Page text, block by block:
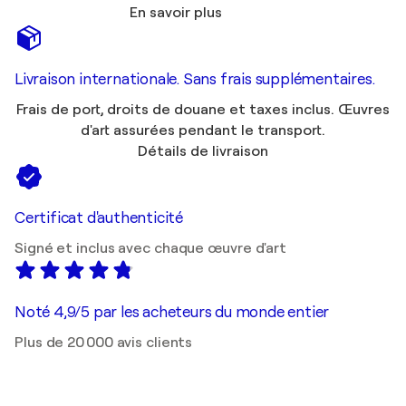
En savoir plus
Livraison internationale. Sans frais supplémentaires.
Frais de port, droits de douane et taxes inclus. Œuvres
d'art assurées pendant le transport.
Détails de livraison
Certificat d'authenticité
Signé et inclus avec chaque œuvre d'art
Noté 4,9/5 par les acheteurs du monde entier
Plus de 20 000 avis clients